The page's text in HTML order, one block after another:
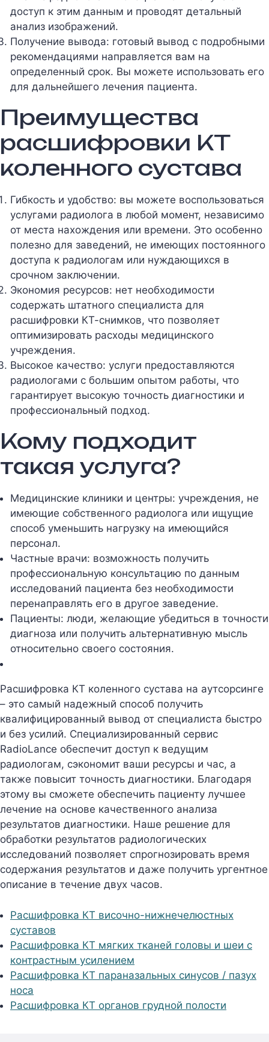
доступ к этим данным и проводят детальный
анализ изображений.
Получение вывода: готовый вывод с подробными
рекомендациями направляется вам на
определенный срок. Вы можете использовать его
для дальнейшего лечения пациента.
Преимущества
расшифровки КТ
коленного сустава
Гибкость и удобство: вы можете воспользоваться
услугами радиолога в любой момент, независимо
от места нахождения или времени. Это особенно
полезно для заведений, не имеющих постоянного
доступа к радиологам или нуждающихся в
срочном заключении.
Экономия ресурсов: нет необходимости
содержать штатного специалиста для
расшифровки КТ-снимков, что позволяет
оптимизировать расходы медицинского
учреждения.
Высокое качество: услуги предоставляются
радиологами с большим опытом работы, что
гарантирует высокую точность диагностики и
профессиональный подход.
Кому подходит
такая услуга?
Медицинские клиники и центры: учреждения, не
имеющие собственного радиолога или ищущие
способ уменьшить нагрузку на имеющийся
персонал.
Частные врачи: возможность получить
профессиональную консультацию по данным
исследований пациента без необходимости
перенаправлять его в другое заведение.
Пациенты: люди, желающие убедиться в точности
диагноза или получить альтернативную мысль
относительно своего состояния.
Расшифровка КТ коленного сустава на аутсорсинге
– это самый надежный способ получить
квалифицированный вывод от специалиста быстро
и без усилий. Специализированный сервис
RadioLance обеспечит доступ к ведущим
радиологам, сэкономит ваши ресурсы и час, а
также повысит точность диагностики. Благодаря
этому вы сможете обеспечить пациенту лучшее
лечение на основе качественного анализа
результатов диагностики. Наше решение для
обработки результатов радиологических
исследований позволяет спрогнозировать время
содержания результатов и даже получить ургентное
описание в течение двух часов.
Расшифровка КТ височно-нижнечелюстных
суставов
Расшифровка КТ мягких тканей головы и шеи с
контрастным усилением
Расшифровка КТ параназальных синусов / пазух
носа
Расшифровка КТ органов грудной полости